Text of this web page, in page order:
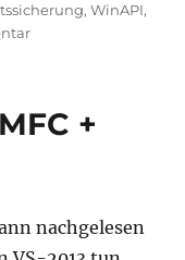
,WinAPI,
zu
und
Speicherlecks
+
nachgelesen